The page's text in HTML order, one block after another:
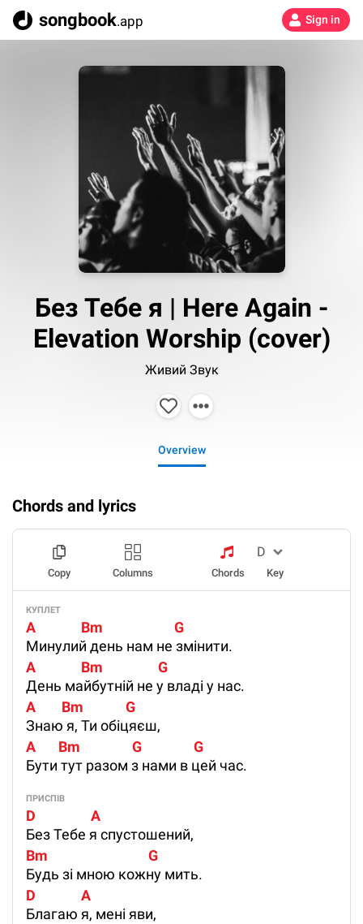
songbook.app Sign in
Без Тебе я | Here Again -
Elevation Worship (cover)
Живий Звук
Overview
Chords and lyrics
Copy Columns Chords Key
КУПЛЕТ
A              Bm                      G
Минулий день нам не змінити.
A              Bm                 G
День майбутній не у владі у нас.
A        Bm             G
Знаю я, Ти обіцяєш,
A       Bm                G                G
Бути тут разом з нами в цей час.
ПРИСПІВ
D                 A
Без Тебе я спустошений,
Bm                               G
Будь зі мною кожну мить.
D              A
Благаю я, мені яви,